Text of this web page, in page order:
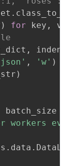
.
) for key ,
, indent
, 'w' )
)
batch_size
workers
. data .